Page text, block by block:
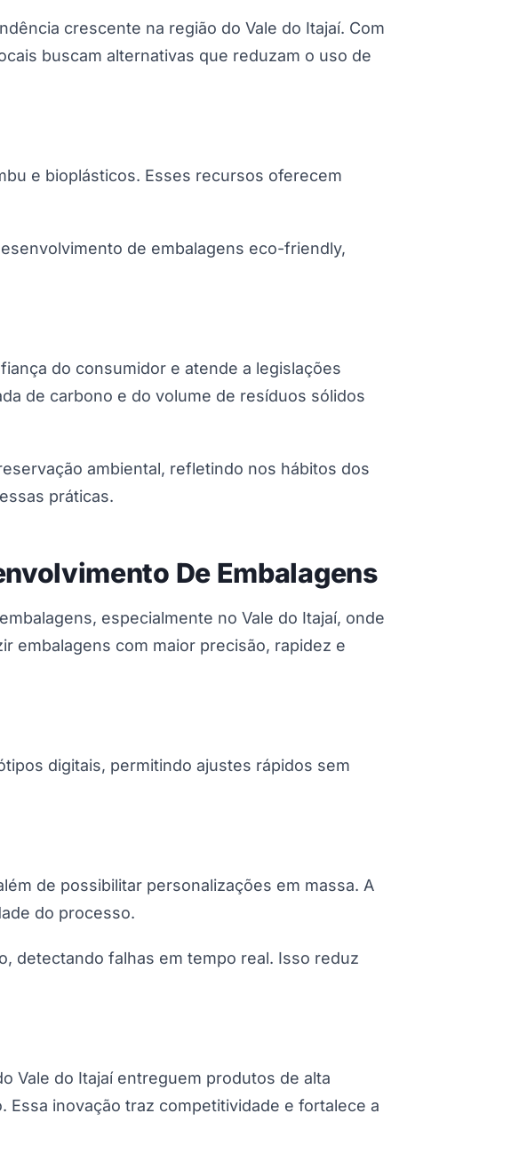
crescente na região do Vale do Itajaí. Com
buscam alternativas que reduzam o uso de
e bioplásticos. Esses recursos oferecem
de embalagens eco-friendly,
do consumidor e atende a legislações
de carbono e do volume de resíduos sólidos
ambiental, refletindo nos hábitos dos
práticas.
De Embalagens
especialmente no Vale do Itajaí, onde
embalagens com maior precisão, rapidez e
digitais, permitindo ajustes rápidos sem
de possibilitar personalizações em massa. A
do processo.
detectando falhas em tempo real. Isso reduz
Vale do Itajaí entreguem produtos de alta
inovação traz competitividade e fortalece a